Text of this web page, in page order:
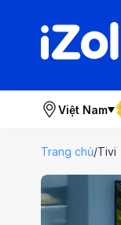
Việt Nam
Trang chủ/Tivi